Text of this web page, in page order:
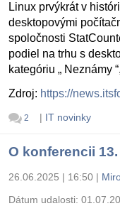
Linux prvýkrát v
desktopovými
spoločnosti
podiel na trhu s
kategóriu „ Neznámy
Zdroj: https://
2 | IT novinky
O konferencii
26.06.2025 | 16:50 |
Dátum udalosti: